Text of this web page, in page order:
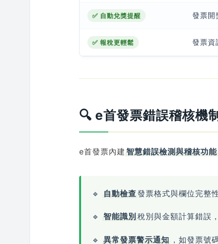
✅ 自動兌獎提醒 發票開
✅ 報稅更輕鬆 發票資
🔍 e首發票錯誤稽核機
e首發票內建 智慧錯誤檢測與稽核功能
🔹 自動檢查發票格式與欄位完整
🔹 智能識別 稅別與金額計算錯誤
🔹 異常發票警示通知 ，如發票號